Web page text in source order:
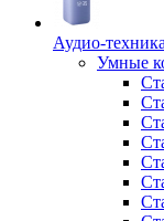
Аудио-техника
Умные